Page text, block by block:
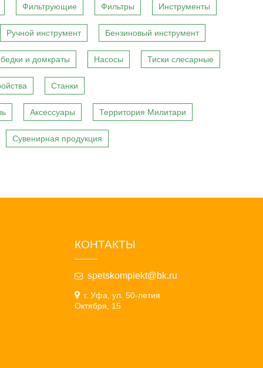
Фильтрующие Фильтры Инструменты
Ручной инструмент Бензиновый инструмент
и домкраты Насосы Тиски слесарные
Станки
Аксессуары Территория Милитари
Сувенирная продукция
КОНТАКТЫ
spetskomplekt@bk.ru
г. Уфа, ул. 50-летия
Октября, 15